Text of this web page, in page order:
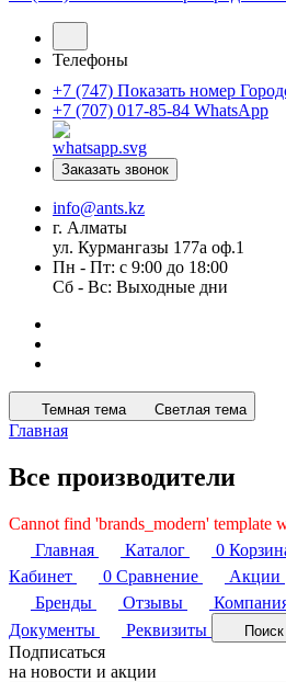
Телефоны
+7 (747) Показать номер
+7 (707) 017-85-84 WhatsApp
Заказать звонок
info@ants.kz
г. Алматы
ул. Курмангазы 177а оф.1
Пн - Пт: с 9:00 до 18:00
Сб - Вс: Выходные дни
Темная тема Светлая тема
Главная
Все производители
Cannot find 'brands_modern' template
Главная
Каталог 0
Кабинет
0 Сравнение Акции
Бренды
Отзывы
Документы
Реквизиты Поиск
Подписаться
на новости и акции